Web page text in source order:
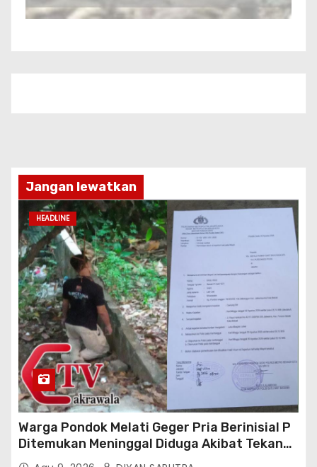
Jangan lewatkan
HEADLINE
Warga Pondok Melati Geger Pria Berinisial P
Ditemukan Meninggal Diduga Akibat Tekanan
Hutang